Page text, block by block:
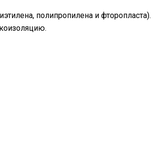
полипропилена и фторопласта).